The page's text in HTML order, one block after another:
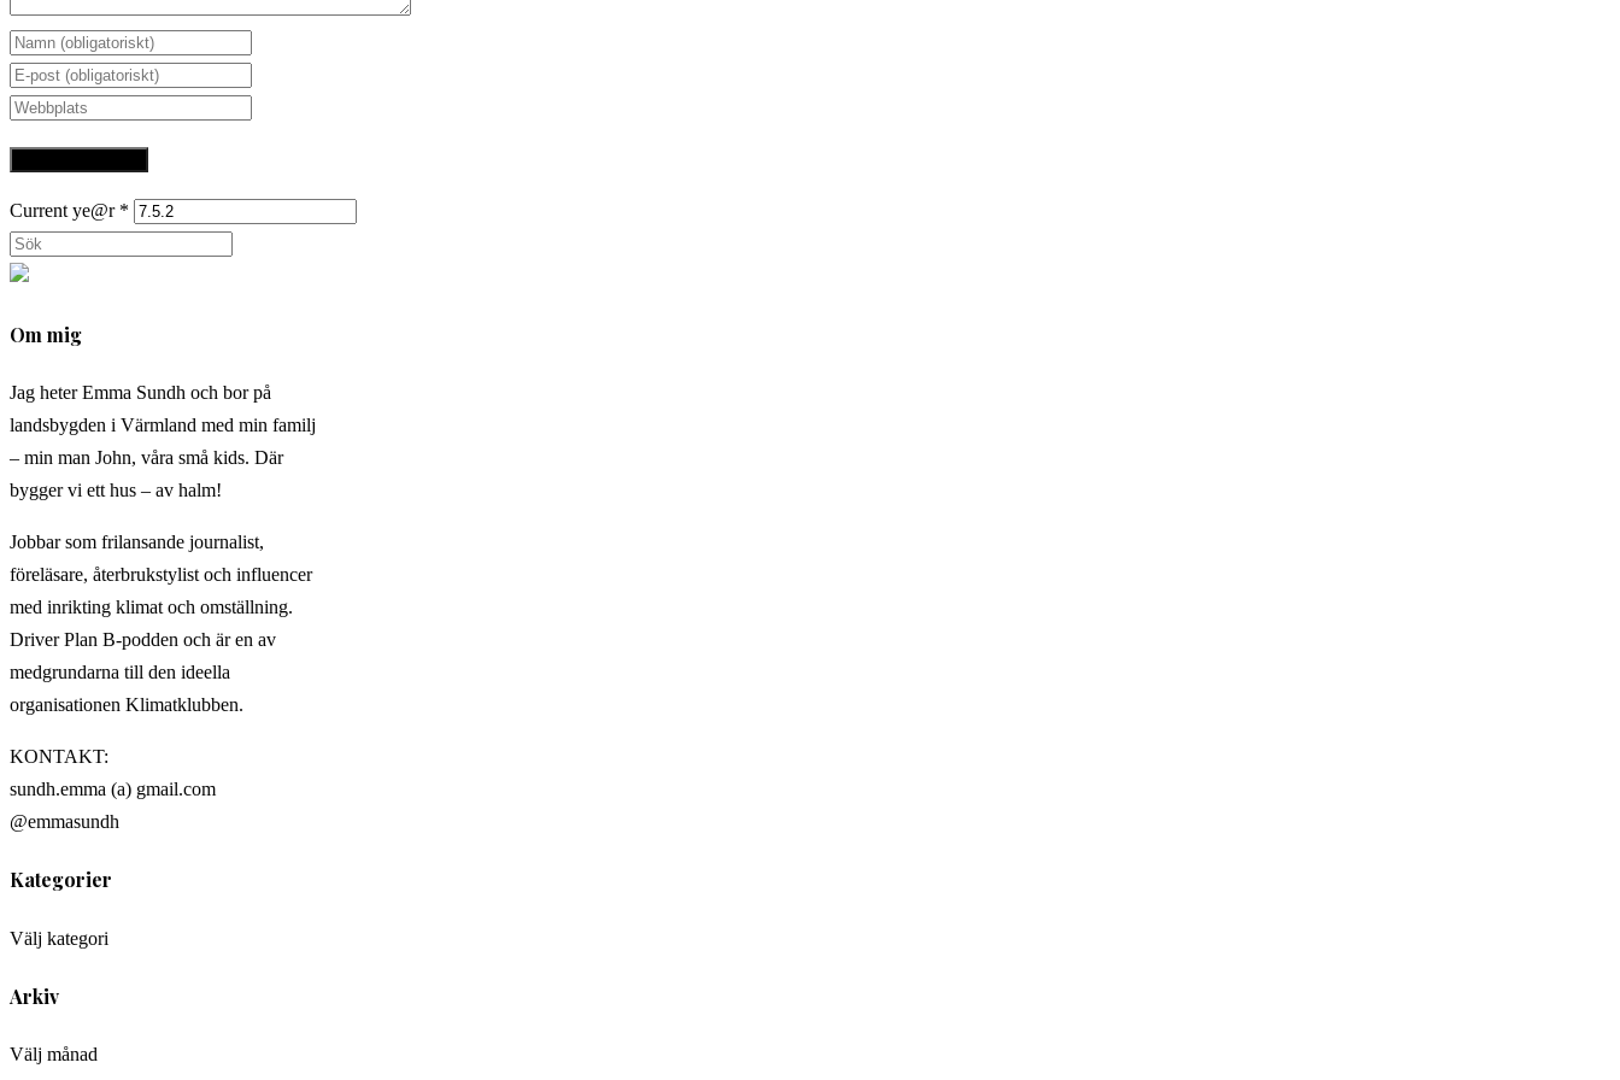
Current ye@r *
Om mig
Jag heter Emma Sundh och bor på
landsbygden i Värmland med min familj
– min man John, våra små kids. Där
bygger vi ett hus – av halm!
Jobbar som frilansande journalist,
föreläsare, återbrukstylist och influencer
med inrikting klimat och omställning.
Driver Plan B-podden och är en av
medgrundarna till den ideella
organisationen Klimatklubben.
KONTAKT:
sundh.emma (a) gmail.com
@emmasundh
Kategorier
Välj kategori
Arkiv
Välj månad